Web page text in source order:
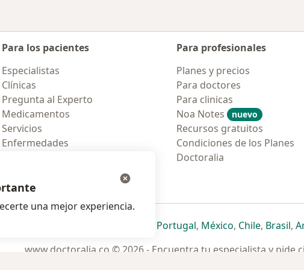
Para los pacientes
Especialistas
Clínicas
Pregunta al Experto
Medicamentos
Servicios
Enfermedades
Para profesionales
Planes y precios
Para doctores
Para clinicas
Noa Notes
nuevo
Recursos gratuitos
Condiciones de los Planes
Doctoralia
se abre en una nueva pestaña
se abre en una nueva pestaña
se abre en una nueva pestaña
se abre en una nueva pestaña
Portugalse abre en una nueva
, Méxicose abre en una
, Chilese abre
, Brasilse
,
www.doctoralia.co © 2026 - Encuentra tu especialista y pide
una mejor experiencia.